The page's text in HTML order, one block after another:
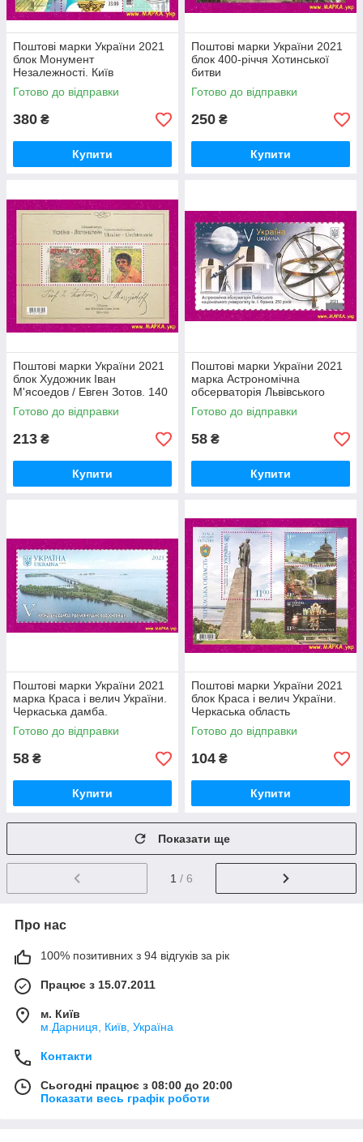
Поштові марки України 2021
блок Монумент
Незалежності. Київ
Готово до відправки
380 ₴
Купити
Поштові марки України 2021
блок 400-річчя Хотинської
битви
Готово до відправки
250 ₴
Купити
Поштові марки України 2021
блок Художник Іван
М'ясоедов / Евген Зотов. 140
років від дня народження
Готово до відправки
213 ₴
Купити
Поштові марки України 2021
марка Астрономічна
обсерваторія Львівського
національного університету
Готово до відправки
58 ₴
Купити
Поштові марки України 2021
марка Краса і велич України.
Черкаська дамба.
Кременчуцьке водосховище
Готово до відправки
58 ₴
Купити
Поштові марки України 2021
блок Краса і велич України.
Черкаська область
Готово до відправки
104 ₴
Купити
Показати ще
1 / 6
Про нас
100% позитивних з 94 відгуків за рік
Працює з 15.07.2011
м. Київ
м.Дарниця, Київ, Україна
Контакти
Сьогодні працює з 08:00 до 20:00
Показати весь графік роботи